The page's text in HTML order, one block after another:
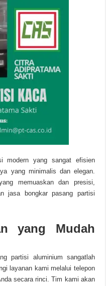
modern yang sangat efisien
yang minimalis dan elegan.
memuaskan dan presisi,
jasa bongkar pasang partisi
yang Mudah
partisi aluminium sangatlah
layanan kami melalui telepon
secara rinci. Tim kami akan